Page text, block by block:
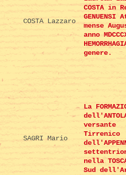
COSTA Lazzaro
COSTA in
GENUENSI
mense
anno
genere.
SAGRI Mario
La
versante
Tirrenico
nella
Sud